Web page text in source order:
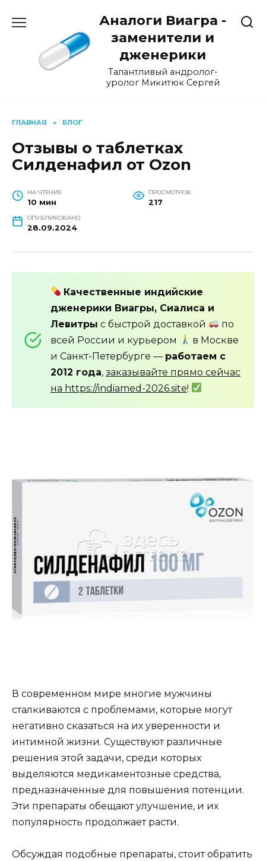
Аналоги Виагра -
заменители и
дженерики
Талантливый андролог-
уролог Микитюк Сергей
ГЛАВНАЯ » БЛОГ
Отзывы о таблетках
Силденафил от Ozon
НА ЧТЕНИЕ
10 мин
ПРОСМОТРОВ
217
ОПУБЛИКОВАНО
28.09.2024
Качественные индийские
дженерики Виагры, Сиалиса и
Левитры с быстрой доставкой
по
всей России и курьером
в Москве
и Санкт-Петербурге — работаем с
2012 года, заказывайте прямо сейчас
на https://indiamed-2026.site!
В современном мире многие мужчины
сталкиваются с проблемами, которые могут
негативно сказаться на их уверенности и
интимной жизни. Существуют различные
решения этой задачи, среди которых
выделяются медикаментозные средства,
предназначенные для повышения потенции.
Эти препараты обещают улучшение, и их
популярность продолжает расти.
Обсуждая подобные препараты, стоит обратить